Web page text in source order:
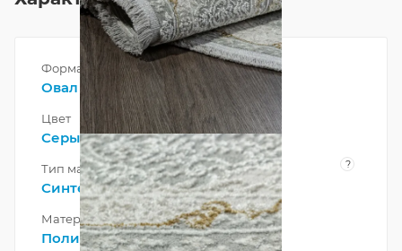
Форма
Овал
Цвет
Серый
Тип материала ?
Синтетический
Материал
Полиэстер